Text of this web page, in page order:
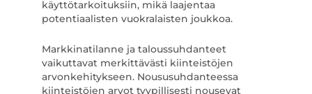
käyttötarkoituksiin, mikä laajentaa
potentiaalisten vuokralaisten joukkoa.
Markkinatilanne ja taloussuhdanteet
vaikuttavat merkittävästi kiinteistöjen
arvonkehitykseen. Noususuhdanteessa
kiinteistöjen arvot tyypillisesti nousevat